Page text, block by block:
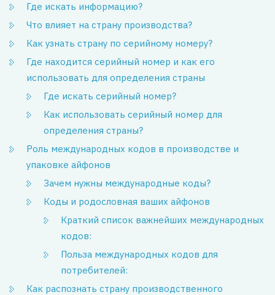
Где искать информацию?
Что влияет на страну производства?
Как узнать страну по серийному номеру?
Где находится серийный номер и как его
использовать для определения страны
Где искать серийный номер?
Как использовать серийный номер для
определения страны?
Роль международных кодов в производстве и
упаковке айфонов
Зачем нужны международные коды?
Коды и родословная ваших айфонов
Краткий список важнейших международных
кодов:
Польза международных кодов для
потребителей:
Как распознать страну производственного